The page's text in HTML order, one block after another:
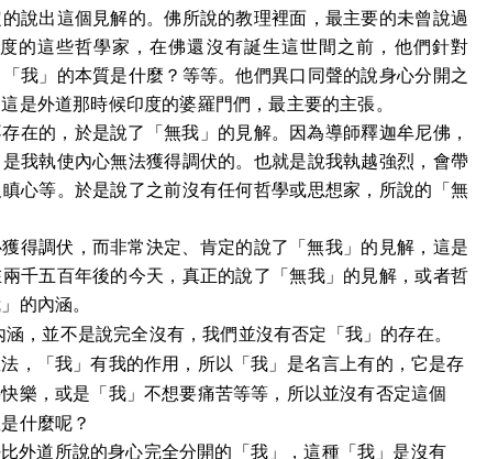
說出這個見解的。佛所說的教理裡面，最主要的未曾說過
的這些哲學家，在佛還沒有誕生這世間之前，他們針對
我」的本質是什麼？等等。他們異口同聲的說身心分開之
是外道那時候印度的婆羅門們，最主要的主張。
在的，於是說了「無我」的見解。因為導師釋迦牟尼佛，
我執使內心無法獲得調伏的。也就是說我執越強烈，會帶
心等。於是說了之前沒有任何哲學或思想家，所說的「無
得調伏，而非常決定、肯定的說了「無我」的見解，這是
千五百年後的今天，真正的說了「無我」的見解，或者哲
的內涵。
，並不是說完全沒有，我們並沒有否定「我」的存在。
，「我」有我的作用，所以「我」是名言上有的，它是存
樂，或是「我」不想要痛苦等等，所以並沒有否定這個
什麼呢？
外道所說的身心完全分開的「我」，這種「我」是沒有